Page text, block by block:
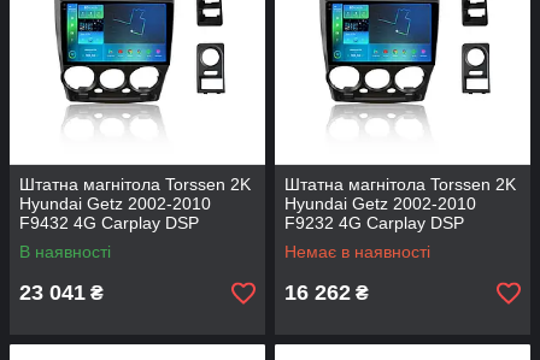
Штатна магнітола Torssen 2K
Hyundai Getz 2002-2010
F9432 4G Carplay DSP
В наявності
23 041 ₴
Штатна магнітола Torssen 2K
Hyundai Getz 2002-2010
F9232 4G Carplay DSP
Немає в наявності
16 262 ₴